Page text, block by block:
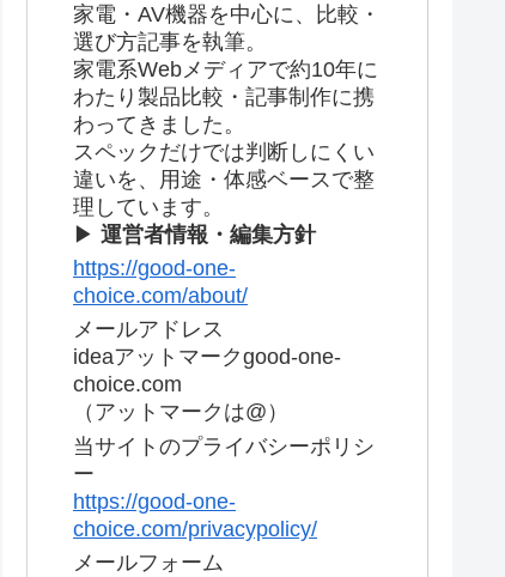
家電・AV機器を中心に、比較・
選び方記事を執筆。
家電系Webメディアで約10年に
わたり製品比較・記事制作に携
わってきました。
スペックだけでは判断しにくい
違いを、用途・体感ベースで整
理しています。
▶ 運営者情報・編集方針
https://good-one-
choice.com/about/
メールアドレス
ideaアットマークgood-one-
choice.com
（アットマークは@）
当サイトのプライバシーポリシ
ー
https://good-one-
choice.com/privacypolicy/
メールフォーム